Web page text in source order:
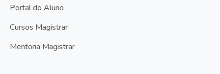
Portal do Aluno
Cursos Magistrar
Mentoria Magistrar